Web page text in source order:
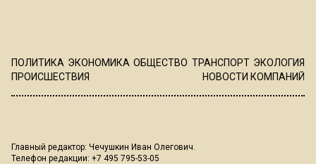
ПОЛИТИКА ЭКОНОМИКА ОБЩЕСТВО ТРАНСПОРТ ЭКОЛОГИЯ
ПРОИСШЕСТВИЯ
НОВОСТИ КОМПАНИЙ
Главный редактор: Чечушкин Иван Олегович.
Телефон редакции: +7 495 795-53-05